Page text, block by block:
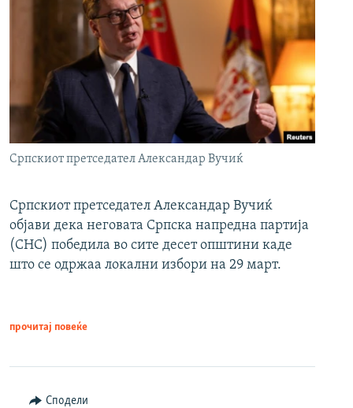
Српскиот претседател Александар Вучиќ
Српскиот претседател Александар Вучиќ
објави дека неговата Српска напредна партија
(СНС) победила во сите десет општини каде
што се одржаа локални избори на 29 март.
прочитај повеќе
Сподели